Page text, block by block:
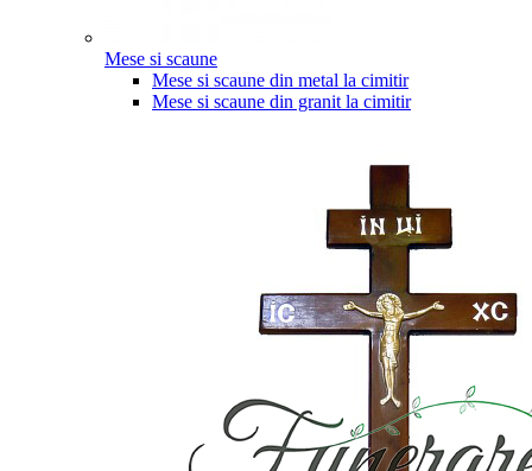
Mese si scaune
Mese si scaune din metal la cimitir
Mese si scaune din granit la cimitir